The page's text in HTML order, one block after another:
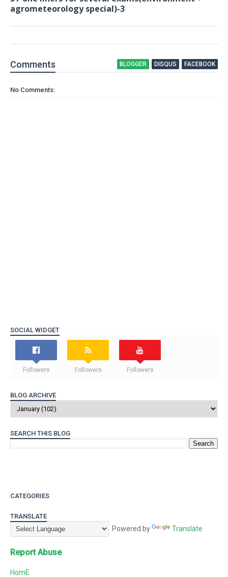
agrometeorology special)-3
Comments BLOGGER DISQUS FACEBOOK
No Comments:
SOCIAL WIDGET
Followers Followers Followers
BLOG ARCHIVE
SEARCH THIS BLOG
CATEGORIES
TRANSLATE
Powered by Translate
Report Abuse
HomE